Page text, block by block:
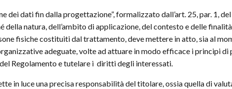
dei dati fin dalla progettazione”, formalizzato dall’art. 25, par. 1,
della natura, dell’ambito di applicazione, del contesto e delle
fisiche costituiti dal trattamento, deve mettere in atto, sia al
adeguate, volte ad attuare in modo efficace i principi
Regolamento e tutelare i diritti degli interessati.
in luce una precisa responsabilità del titolare, ossia quella di